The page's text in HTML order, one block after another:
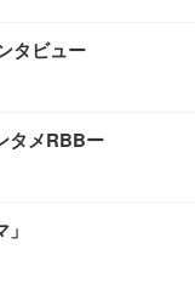
タビュー
タメRBBー